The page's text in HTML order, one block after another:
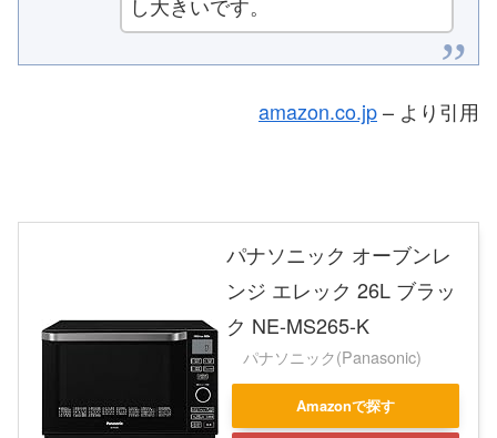
amazon.co.jp– より引用
パナソニック オーブンレ
ンジ エレック 26L ブラッ
ク NE-MS265-K
パナソニック(Panasonic)
Amazonで探す